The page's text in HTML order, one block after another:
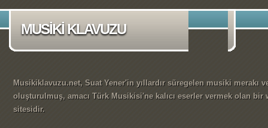
MUSİKİ KLAVUZU
Musikiklavuzu.net, Suat Yener'in yıllardır süregelen musiki merakı
oluşturulmuş, amacı Türk Musikisi'ne kalıcı eserler vermek olan bir
sitesidir.